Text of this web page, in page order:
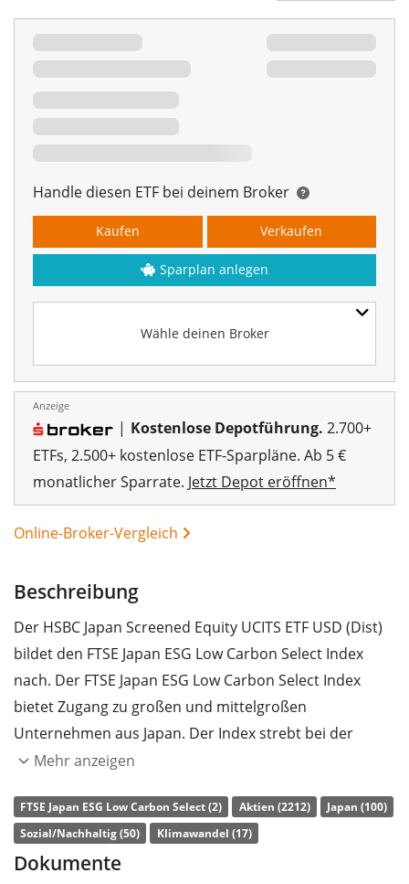
Handle diesen ETF bei deinem Broker
Wähle deinen Broker
Kaufen Verkaufen
Sparplan anlegen
Anzeige
| Kostenlose Depotführung. 2.700+
ETFs, 2.500+ kostenlose ETF-Sparpläne. Ab 5 €
monatlicher Sparrate. Jetzt Depot eröffnen*
Online-Broker-Vergleich
Beschreibung
Der HSBC Japan Screened Equity UCITS ETF USD (Dist)
bildet den FTSE Japan ESG Low Carbon Select Index
nach. Der FTSE Japan ESG Low Carbon Select Index
bietet Zugang zu großen und mittelgroßen
Unternehmen aus Japan. Der Index strebt bei der
Titelauswahl eine Reduzierung der
fossilen Brennstoffen um jeweils 50 Prozent sowie ein
um 20 Prozent verbessertes ESG-Rating (Umwelt,
Soziales und Unternehmensführung) im Vergleich zum
Mehr anzeigen
FTSE Japan ESG Low Carbon Select (2) Aktien (2212)
Japan (100)
Sozial/Nachhaltig (50)
Klimawandel (17)
Dokumente